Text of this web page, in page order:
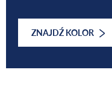
ZNAJDŹ KOLOR